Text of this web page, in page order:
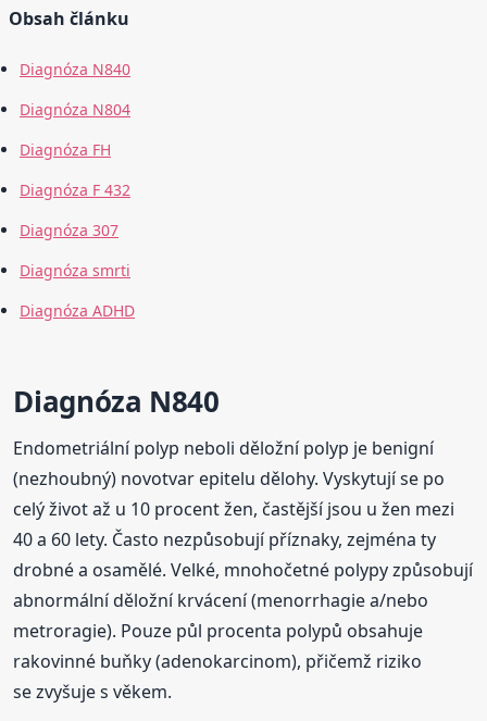
Obsah článku
Diagnóza N840
Diagnóza N804
Diagnóza FH
Diagnóza F 432
Diagnóza 307
Diagnóza smrti
Diagnóza ADHD
Diagnóza N840
Endometriální polyp neboli děložní polyp je benigní
(nezhoubný) novotvar epitelu dělohy. Vyskytují se po
celý život až u 10 procent žen, častější jsou u žen mezi
40 a 60 lety. Často nezpůsobují příznaky, zejména ty
drobné a osamělé. Velké, mnohočetné polypy způsobují
abnormální děložní krvácení (menorrhagie a/nebo
metroragie). Pouze půl procenta polypů obsahuje
rakovinné buňky (adenokarcinom), přičemž riziko
se zvyšuje s věkem.